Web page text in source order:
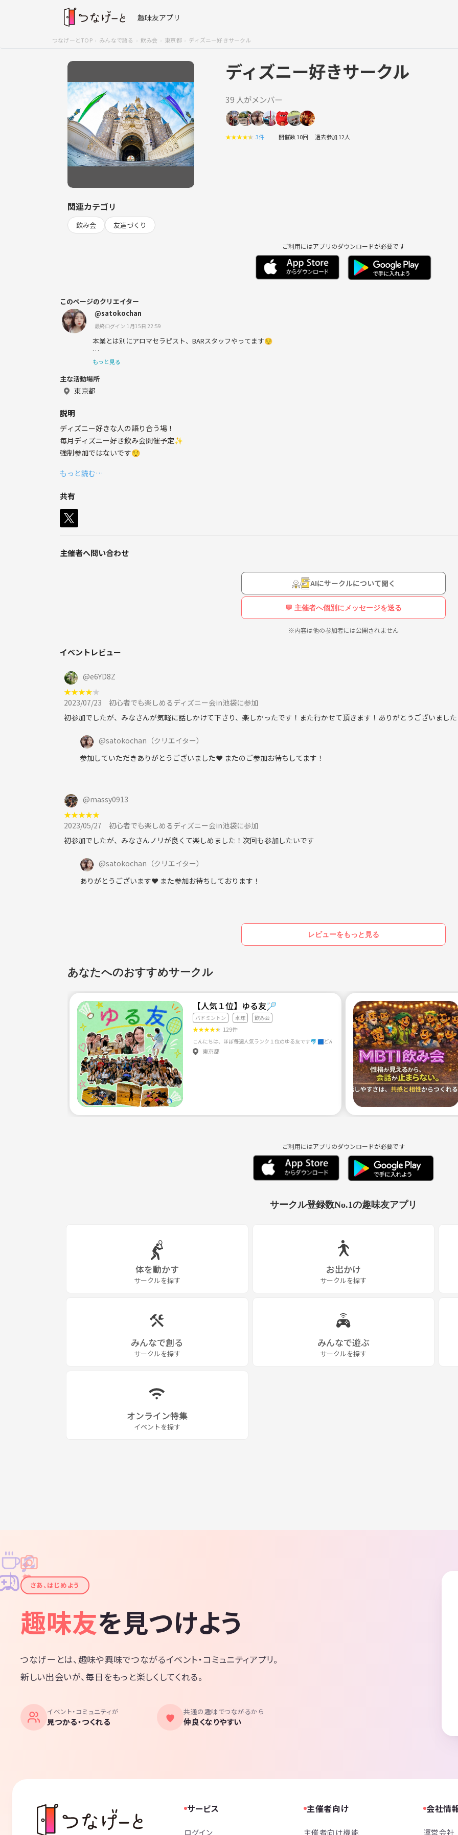
趣味友アプリ
つなげーとTOP みんなで語る 飲み会 東京都 ディズニー好きサークル
ディズニー好きサークル
39 人がメンバー
★★★★★ 3件 開催数 10回 過去参加 12人
関連カテゴリ
飲み会 友達づくり
ご利用にはアプリのダウンロードが必要です
このページのクリエイター
@satokochan
最終ログイン:1月15日 22:59
本業とは別にアロマセラピスト、BARスタッフやってます😌
ディズニー飲み会、アロマ会、ジャニーズ会などなどやってます
ただの楽しいこと好きです🫶
好きなこと:食べること、飲み会
一緒に楽しめる人！
もっと見る
主な活動場所
東京都
説明
ディズニー好きな人の語り合う場！
毎月ディズニー好き飲み会開催予定✨
強制参加ではないです😌
もっと読む…
共有
主催者へ問い合わせ
AIにサークルについて聞く
💬 主催者へ個別にメッセージを送る
※内容は他の参加者には公開されません
イベントレビュー
@e6YD8Z
★★★★★
2023/07/23
初心者でも楽しめるディズニー会in池袋に参加
初参加でしたが、みなさんが気軽に話しかけて下さり、楽しかったです！また行かせて頂きます！ありがとうございまし
@satokochan （クリエイター）
参加していただきありがとうございました❤️ またのご参加お待ちしてます！
@massy0913
★★★★★
2023/05/27
初心者でも楽しめるディズニー会in池袋に参加
初参加でしたが、みなさんノリが良くて楽しめました！次回も参加したいです
@satokochan （クリエイター）
ありがとうございます❤️ また参加お待ちしております！
レビューをもっと見る
あなたへのおすすめサークル
【人気１位】ゆる友🏸
バドミントン 卓球 飲み会
★★★★★ 129件
東京都
ご利用にはアプリのダウンロードが必要です
サークル登録数No.1の趣味友アプリ
体を動かす
サークルを探す
お出かけ
サークルを探す
みんなで創る
サークルを探す
みんなで遊ぶ
サークルを探す
オンライン特集
イベントを探す
✦
✦
✧
✧
♪
♫
さあ、はじめよう
趣味友を見つけよう
つなげーとは、趣味や興味でつながるイベント・コミュニティアプリ。
新しい出会いが、毎日をもっと楽しくしてくれる。
イベント・コミュニティが
見つかる・つくれる
共通の趣味でつながるから
仲良くなりやすい
サービス
ログイン
主催者向け
主催者向け機能
会社情
運営会社